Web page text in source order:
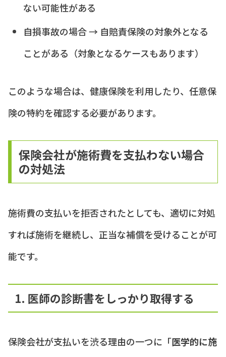
ない可能性がある
自損事故の場合 → 自賠責保険の対象外となる
ことがある（対象となるケースもあります）
このような場合は、健康保険を利用したり、任意保
険の特約を確認する必要があります。
保険会社が施術費を支払わない場合
の対処法
施術費の支払いを拒否されたとしても、適切に対処
すれば施術を継続し、正当な補償を受けることが可
能です。
1. 医師の診断書をしっかり取得する
保険会社が支払いを渋る理由の一つに「医学的に施